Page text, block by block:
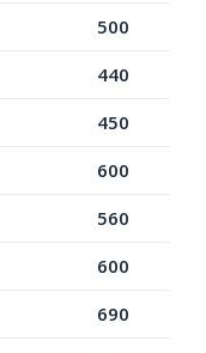
500
440
450
600
560
600
690